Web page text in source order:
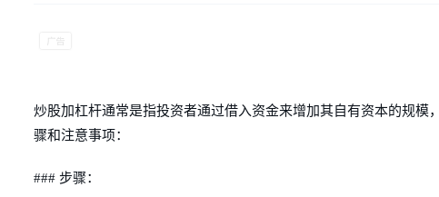
炒股加杠杆通常是指投资者通过借入资金来增加其自有资本的规
骤和注意事项：
### 步骤：